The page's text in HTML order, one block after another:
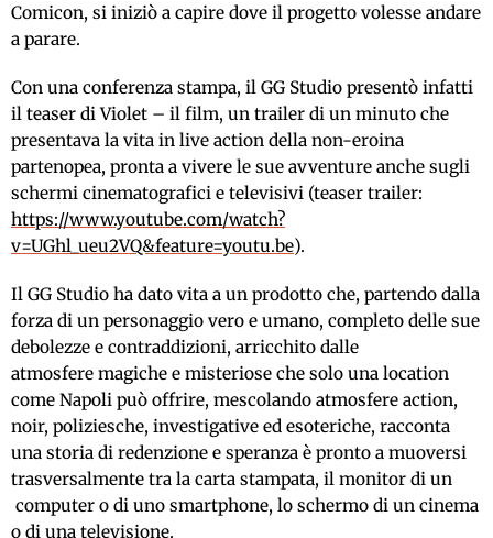
Comicon, si iniziò a capire dove il progetto volesse andare
a parare.
Con una conferenza stampa, il GG Studio presentò infatti
il teaser di Violet – il film, un trailer di un minuto che
presentava la vita in live action della non-eroina
partenopea, pronta a vivere le sue avventure anche sugli
schermi cinematografici e televisivi (teaser trailer:
https://www.youtube.com/watch?
v=UGhl_ueu2VQ&feature=youtu.be).
Il GG Studio ha dato vita a un prodotto che, partendo dalla
forza di un personaggio vero e umano, completo delle sue
debolezze e contraddizioni, arricchito dalle
atmosfere magiche e misteriose che solo una location
come Napoli può offrire, mescolando atmosfere action,
noir, poliziesche, investigative ed esoteriche, racconta
una storia di redenzione e speranza è pronto a muoversi
trasversalmente tra la carta stampata, il monitor di un
computer o di uno smartphone, lo schermo di un cinema
o di una televisione.